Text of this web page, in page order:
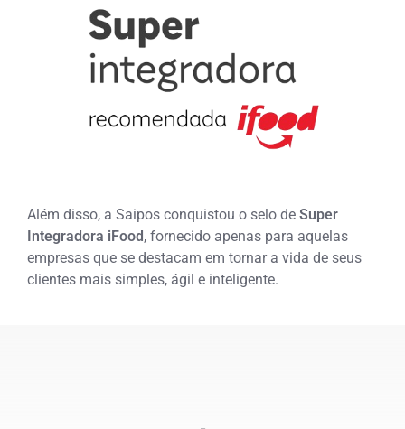
Além disso, a Saipos conquistou o selo deSuper
Integradora iFood, fornecido apenas para aquelas
empresas que se destacam em tornar a vida de seus
clientes mais simples, ágil e inteligente.